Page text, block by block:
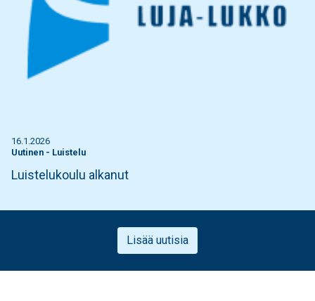
16.1.2026
Uutinen - Luistelu
Luistelukoulu alkanut
Lisää uutisia